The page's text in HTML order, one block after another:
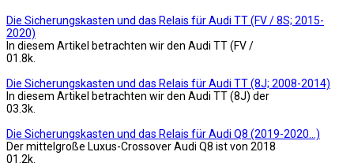
Die Sicherungskasten und das Relais für Audi TT (FV / 8S; 2015-
2020)
In diesem Artikel betrachten wir den Audi TT (FV /
01.8k.
Die Sicherungskasten und das Relais für Audi TT (8J; 2008-2014)
In diesem Artikel betrachten wir den Audi TT (8J) der
03.3k.
Die Sicherungskasten und das Relais für Audi Q8 (2019-2020…)
Der mittelgroße Luxus-Crossover Audi Q8 ist von 2018
01.2k.